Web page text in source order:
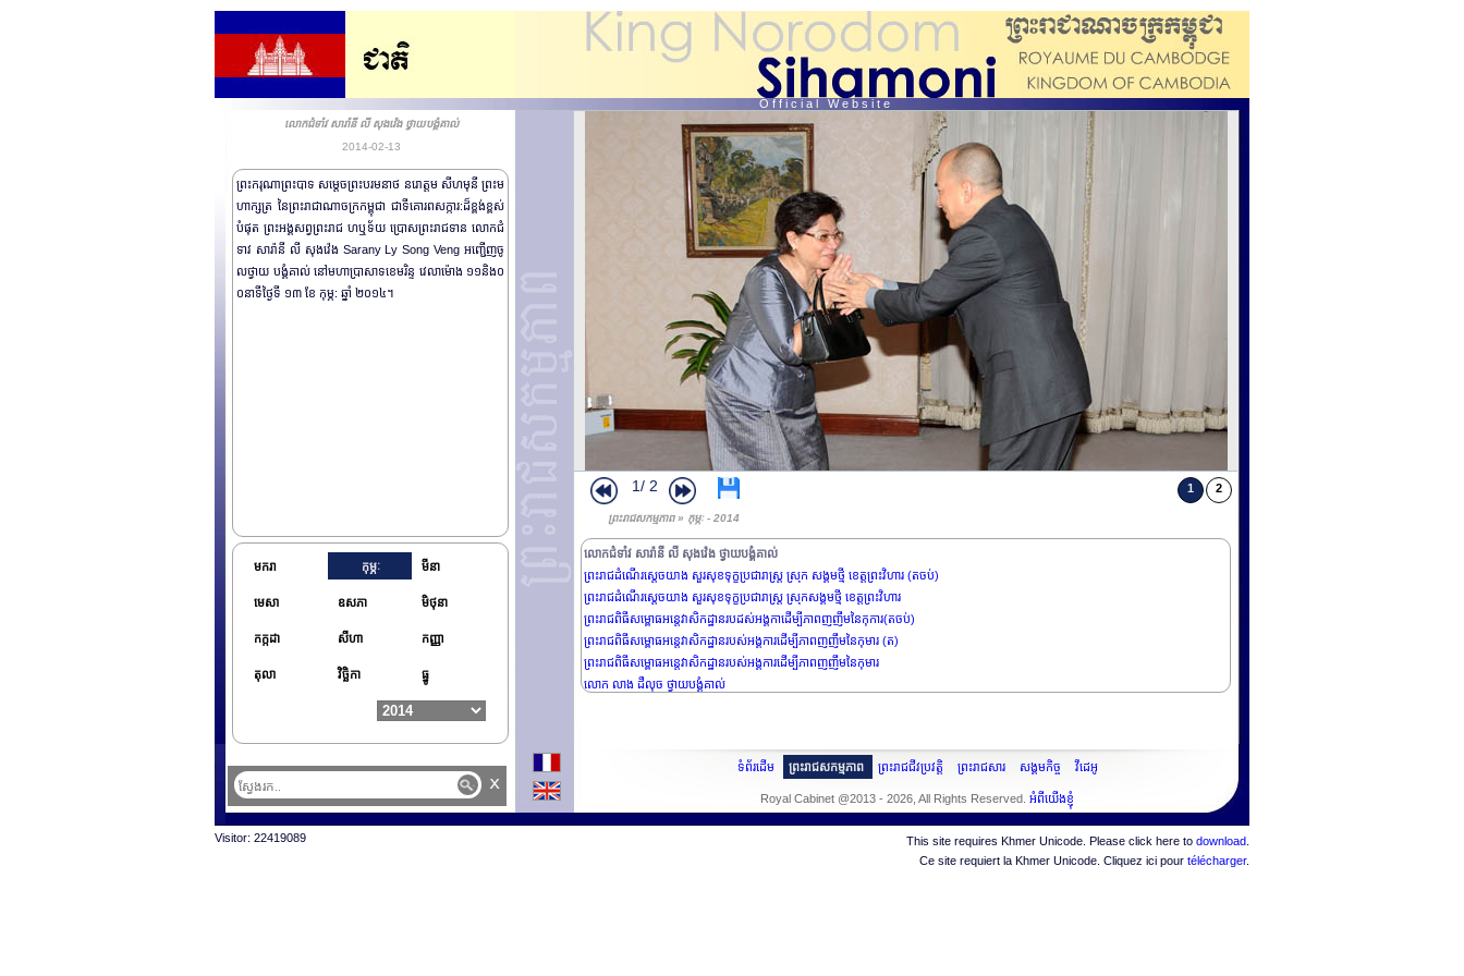
O f f i c i a l W e b s i t e
លោកជំទាំវ សារ៉ានី លី សុងវ៉េង ថ្វាយបង្គំគាល់
2014-02-13
ព្រះករុណាព្រះបាទ សម្តេចព្រះបរមនាថ នរោត្តម សីហមុនី ព្រះម
ហាក្សត្រ នៃព្រះរាជាណាចក្រកម្ពុជា ជាទីគោរពសក្ការ:ដ៏ខ្ពង់ខ្ពស់
បំផុត ព្រះអង្គសព្វព្រះរាជ ហឬទ័យ ប្រោសព្រះរាជទាន លោកជំ
ទាវ សារ៉ានី លី សុងវ៉េង Sarany Ly Song Veng អញ្ជើញចូ
លថ្វាយ បង្គំគាល់ នៅមហាប្រាសាទខេមរិន្ទ វេលាម៉ោង ១១និង០
០នាទីថ្ងៃទី ១៣ ខែ កុម្ភ: ឆ្នាំ ២០១៤។
មករា កុម្ភៈ មីនា
មេសា ឧសភា មិថុនា
កក្កដា សីហា កញ្ញា
តុលា វិច្ឆិកា ធ្នូ
1/ 2 1 2
ព្រះរាជសកម្មភាព » កុម្ភៈ - 2014
ព្រះរាជដំណើរសេ្តចយាងទៅកាន់សាធារណរដ្ឋប្រជាមានិតចិន
លោកវេជ្ជបណ្ឌិត កែវ សាន ថ្វាយបង្គំគាល់
លោកជំទាវ Isabelle HUA ថ្វាយបង្គំគាល់
ព្រះរាជពិធីប្រោសព្រះរាជទាន ព្រះពរជ័យ
លោកជំទាំវ សារ៉ានី លី សុងវ៉េង ថ្វាយបង្គំគាល់
ព្រះរាជដំណើរសេ្តចយាង សួរសុខទុក្ខប្រជារាស្រ្ត ស្រុក សង្គមថ្មី ខេត្តព្រះវិហារ (តចប់)
ព្រះរាជដំណើរសេ្តចយាង សួរសុខទុក្ខប្រជារាស្រ្ត ស្រុកសង្គមថ្មី ខេត្តព្រះវិហារ
ព្រះរាជពិធីសម្ពោធអន្តេវាសិកដ្ឋានរបដស់អង្គកាដើម្បីភាពញញឹមនៃកុការ(តចប់)
ព្រះរាជពិធីសម្ពោធអន្តេវាសិកដ្ឋានរបស់អង្គការដើម្បីភាពញញឹមនៃកុមារ (ត)
ព្រះរាជពិធីសម្ពោធអន្តេវាសិកដ្ឋានរបស់អង្គការដើម្បីភាពញញឹមនៃកុមារ
លោក លាង ដឺលុច ថ្វាយបង្គំគាល់
x
ទំព័រដើម ព្រះរាជសកម្មភាព ព្រះរាជជីវប្រវត្តិ ព្រះរាជសារ សង្គមកិច្ច វីដេអូ
Royal Cabinet @2013 - 2026, All Rights Reserved. អំពីយើងខ្ញុំ
Visitor: 22419089 This site requires Khmer Unicode. Please click here to download
Ce site requiert la Khmer Unicode. Cliquez ici pour télécharger.